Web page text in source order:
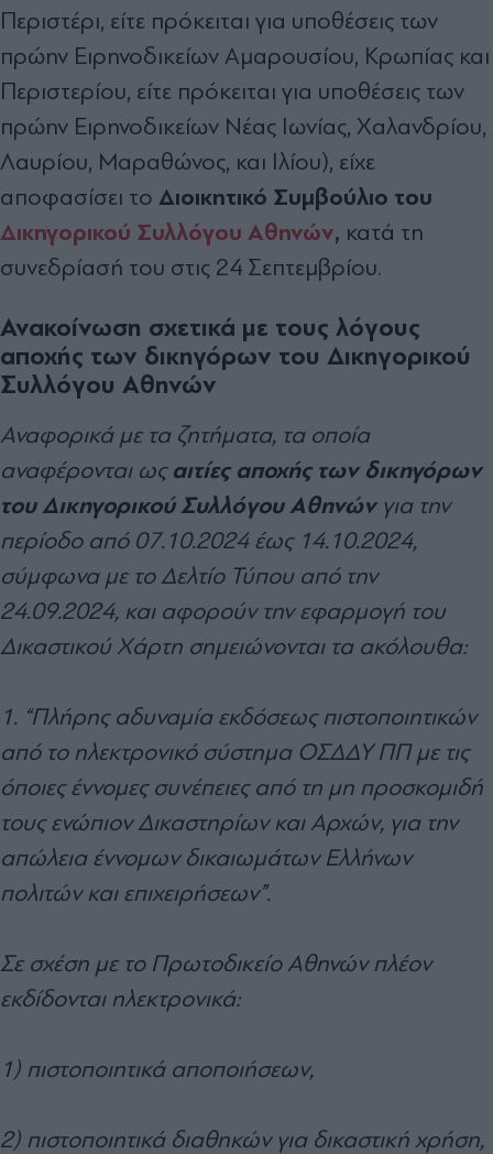
Περιστέρι, είτε πρόκειται για υποθέσεις των
πρώην Ειρηνοδικείων Αμαρουσίου, Κρωπίας και
Περιστερίου, είτε πρόκειται για υποθέσεις των
πρώην Ειρηνοδικείων Νέας Ιωνίας, Χαλανδρίου,
Λαυρίου, Μαραθώνος, και Ιλίου), είχε
αποφασίσει το Διοικητικό Συμβούλιο του
Δικηγορικού Συλλόγου Αθηνών, κατά τη
συνεδρίασή του στις 24 Σεπτεμβρίου.
Ανακοίνωση σχετικά με τους λόγους
αποχής των δικηγόρων του Δικηγορικού
Συλλόγου Αθηνών
Αναφορικά με τα ζητήματα, τα οποία
αναφέρονται ως αιτίες αποχής των δικηγόρων
του Δικηγορικού Συλλόγου Αθηνώνγια την
περίοδο από 07.10.2024 έως 14.10.2024,
σύμφωνα με το Δελτίο Τύπου από την
24.09.2024, και αφορούν την εφαρμογή του
Δικαστικού Χάρτη σημειώνονται τα ακόλουθα:
1. “Πλήρης αδυναμία εκδόσεως πιστοποιητικών
από το ηλεκτρονικό σύστημα ΟΣΔΔΥ ΠΠ με τις
όποιες έννομες συνέπειες από τη μη προσκομιδή
τους ενώπιον Δικαστηρίων και Αρχών, για την
απώλεια έννομων δικαιωμάτων Ελλήνων
πολιτών και επιχειρήσεων”.
Σε σχέση με το Πρωτοδικείο Αθηνών πλέον
εκδίδονται ηλεκτρονικά:
1) πιστοποιητικά αποποιήσεων,
2) πιστοποιητικά διαθηκών για δικαστική χρήση,